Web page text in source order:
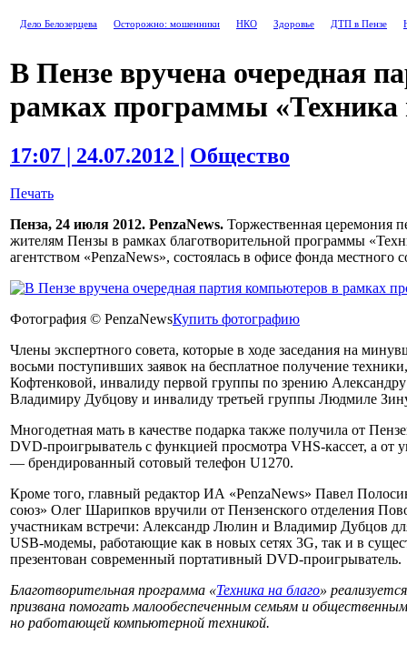
Дело Белозерцева Осторожно: мошенники НКО Здоровье ДТП в Пензе
В Пензе вручена очередная
рамках программы «Техника
17:07 | 24.07.2012 | Общество
Печать
Пенза, 24 июля 2012. PenzaNews. Торжественная церемония
жителям Пензы в рамках благотворительной программы
агентством «PenzaNews», состоялась в офисе фонда
Фотография © PenzaNewsКупить фотографию
Члены экспертного совета, которые в ходе заседания на
восьми поступивших заявок на бесплатное получение
Кофтенковой, инвалиду первой группы по зрению
Владимиру Дубцову и инвалиду третьей группы Людмиле
Многодетная мать в качестве подарка также получила от
DVD-проигрыватель с функцией просмотра VHS-кассет, а от
— брендированный сотовый телефон U1270.
Кроме того, главный редактор ИА «PenzaNews» Павел
союз» Олег Шарипков вручили от Пензенского отделения
участникам встречи: Александр Люлин и Владимир Дубцов
USB-модемы, работающие как в новых сетях 3G, так и в
презентован современный портативный DVD-проигрыватель.
Благотворительная программа «Техника на благо»
призвана помогать малообеспеченным семьям и
но работающей компьютерной техникой.